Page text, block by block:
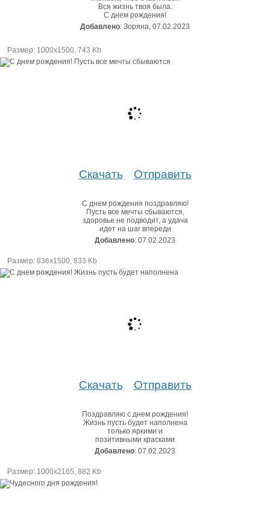
Вся жизнь твоя была.
С днем рождения!
Добавлено: Зоряна, 07.02.2023
Размер: 1000х1500, 743 Kb
Скачать Отправить
С днем рождения поздравляю!
Пусть все мечты сбываются,
здоровье не подводит, а удача
идет на шаг впереди
Добавлено: 07.02.2023
Размер: 836х1500, 833 Kb
Скачать Отправить
Поздравляю с днем рождения!
Жизнь пусть будет наполнена
только яркими и
позитивными красками.
Добавлено: 07.02.2023
Размер: 1000х2165, 882 Kb